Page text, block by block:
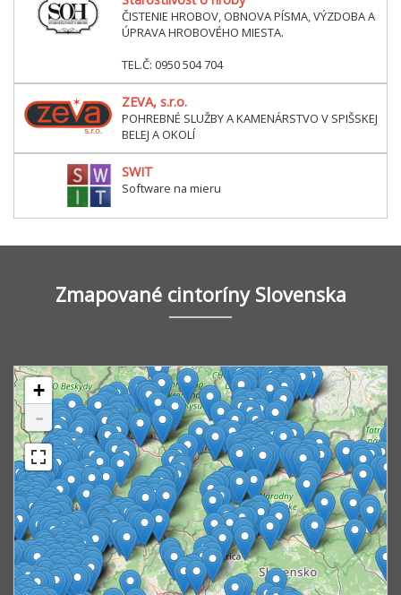
ČISTENIE HROBOV, OBNOVA PÍSMA, VÝZDOBA A
ÚPRAVA HROBOVÉHO MIESTA.
TEL.Č: 0950 504 704
ZEVA, s.r.o.
POHREBNÉ SLUŽBY A KAMENÁRSTVO V SPIŠSKEJ
BELEJ A OKOLÍ
SWIT
Software na mieru
Zmapované cintoríny Slovenska
+
-